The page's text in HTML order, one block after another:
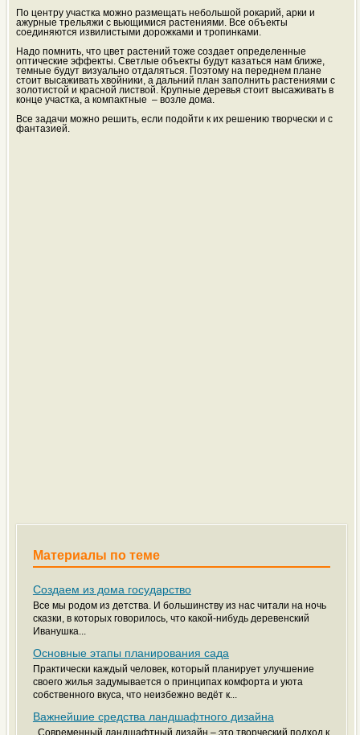
По центру участка можно размещать небольшой рокарий, арки и
ажурные трельяжи с вьющимися растениями. Все объекты
соединяются извилистыми дорожками и тропинками.
Надо помнить, что цвет растений тоже создает определенные
оптические эффекты. Светлые объекты будут казаться нам ближе,
темные будут визуально отдаляться. Поэтому на переднем плане
стоит высаживать хвойники, а дальний план заполнить растениями с
золотистой и красной листвой. Крупные деревья стоит высаживать в
конце участка, а компактные – возле дома.
Все задачи можно решить, если подойти к их решению творчески и с
фантазией.
Материалы по теме
Создаем из дома государство
Все мы родом из детства. И большинству из нас читали на ночь
сказки, в которых говорилось, что какой-нибудь деревенский
Иванушка...
Основные этапы планирования сада
Практически каждый человек, который планирует улучшение
своего жилья задумывается о принципах комфорта и уюта
собственного вкуса, что неизбежно ведёт к...
Важнейшие средства ландшафтного дизайна
Современный ландшафтный дизайн – это творческий подход к